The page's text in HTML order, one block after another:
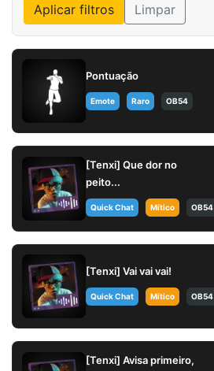
Aplicar filtros Limpar
Pontuação
Emote Raro OB54
[Tenxi] Que dor no
peito...
Quick Chat Mítico OB54
[Tenxi] Vai vai vai!
Quick Chat Mítico OB54
[Tenxi] Avisa primeiro,